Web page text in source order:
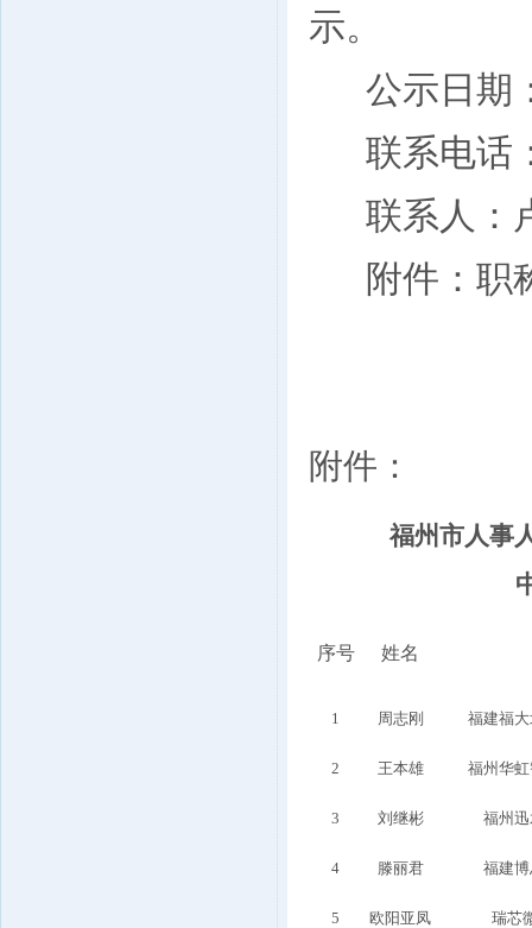
示。
公示日期
联系电话
联系人 ：
附件：职
附件：
福州市人事
序号 姓名
1 周志刚 福建福
2 王本雄 福州华
3 刘继彬 福州
4 滕丽君 福建
5 欧阳亚凤 瑞芯